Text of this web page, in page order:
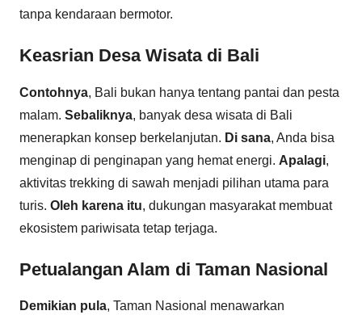
tanpa kendaraan bermotor.
Keasrian Desa Wisata di Bali
Contohnya, Bali bukan hanya tentang pantai dan pesta
malam. Sebaliknya, banyak desa wisata di Bali
menerapkan konsep berkelanjutan. Di sana, Anda bisa
menginap di penginapan yang hemat energi. Apalagi,
aktivitas trekking di sawah menjadi pilihan utama para
turis. Oleh karena itu, dukungan masyarakat membuat
ekosistem pariwisata tetap terjaga.
Petualangan Alam di Taman Nasional
Demikian pula, Taman Nasional menawarkan